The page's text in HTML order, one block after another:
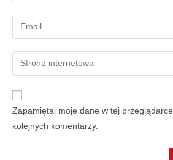
Zapamiętaj moje dane w tej
kolejnych komentarzy.